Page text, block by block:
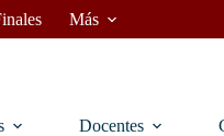
Más
Docentes